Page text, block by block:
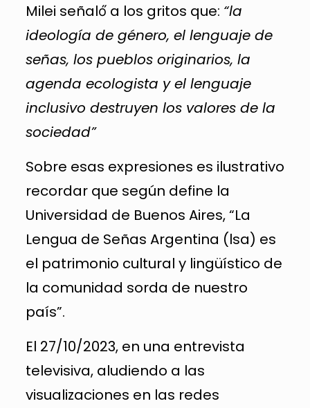
Milei señaló́ a los gritos que: “la
ideología de género, el lenguaje de
señas, los pueblos originarios, la
agenda ecologista y el lenguaje
inclusivo destruyen los valores de la
sociedad”
Sobre esas expresiones es ilustrativo
recordar que según define la
Universidad de Buenos Aires, “La
Lengua de Señas Argentina (lsa) es
el patrimonio cultural y lingüístico de
la comunidad sorda de nuestro
país”.
El 27/10/2023, en una entrevista
televisiva, aludiendo a las
visualizaciones en las redes